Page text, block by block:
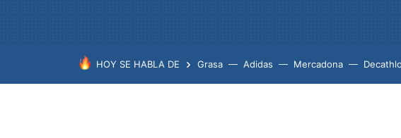
HOY SE HABLA DE Grasa Adidas Mercadona